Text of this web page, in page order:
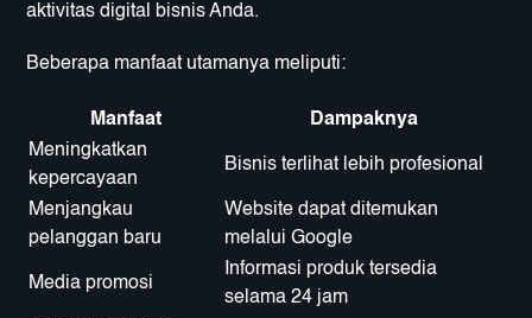
aktivitas digital bisnis Anda.
Beberapa manfaat utamanya meliputi:
Manfaat
Dampaknya
Meningkatkan
kepercayaan
Bisnis terlihat lebih profesional
Menjangkau
pelanggan baru
Website dapat ditemukan
melalui Google
Media promosi
Informasi produk tersedia
selama 24 jam